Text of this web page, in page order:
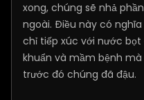
xong, chúng sẽ nhả
ngoài. Điều này có
chỉ tiếp xúc với nước
khuẩn và mầm bệnh
trước đó chúng đã đậu.